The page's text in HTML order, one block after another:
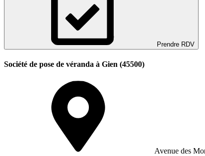
Prendre RDV
Société de pose de véranda à Gien (45500)
Avenue des